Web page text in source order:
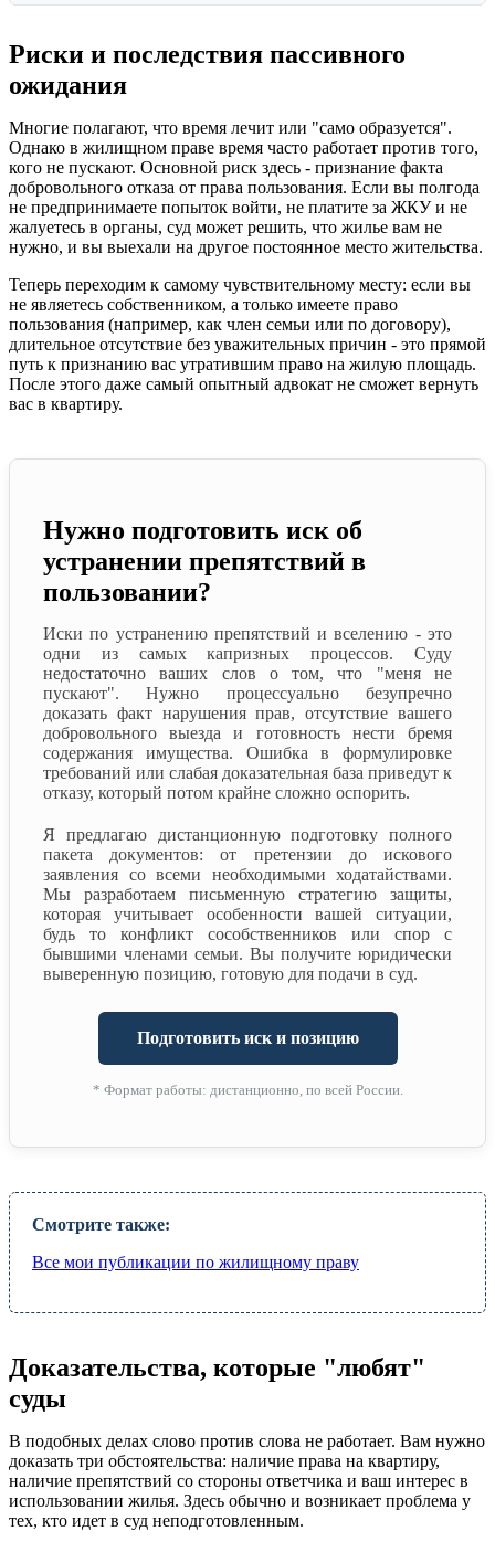
Риски и последствия пассивного
ожидания
Многие полагают, что время лечит или "само образуется".
Однако в жилищном праве время часто работает против того,
кого не пускают. Основной риск здесь - признание факта
добровольного отказа от права пользования. Если вы полгода
не предпринимаете попыток войти, не платите за ЖКУ и не
жалуетесь в органы, суд может решить, что жилье вам не
нужно, и вы выехали на другое постоянное место жительства.
Теперь переходим к самому чувствительному месту: если вы
не являетесь собственником, а только имеете право
пользования (например, как член семьи или по договору),
длительное отсутствие без уважительных причин - это прямой
путь к признанию вас утратившим право на жилую площадь.
После этого даже самый опытный адвокат не сможет вернуть
вас в квартиру.
Нужно подготовить иск об
устранении препятствий в
пользовании?
Иски по устранению препятствий и вселению - это
одни из самых капризных процессов. Суду
недостаточно ваших слов о том, что "меня не
пускают". Нужно процессуально безупречно
доказать факт нарушения прав, отсутствие вашего
добровольного выезда и готовность нести бремя
содержания имущества. Ошибка в формулировке
требований или слабая доказательная база приведут к
отказу, который потом крайне сложно оспорить.
Я предлагаю дистанционную подготовку полного
пакета документов: от претензии до искового
заявления со всеми необходимыми ходатайствами.
Мы разработаем письменную стратегию защиты,
которая учитывает особенности вашей ситуации,
будь то конфликт сособственников или спор с
бывшими членами семьи. Вы получите юридически
выверенную позицию, готовую для подачи в суд.
Подготовить иск и позицию
* Формат работы: дистанционно, по всей России.
Смотрите также:
Все мои публикации по жилищному праву
Доказательства, которые "любят"
суды
В подобных делах слово против слова не работает. Вам нужно
доказать три обстоятельства: наличие права на квартиру,
наличие препятствий со стороны ответчика и ваш интерес в
использовании жилья. Здесь обычно и возникает проблема у
тех, кто идет в суд неподготовленным.